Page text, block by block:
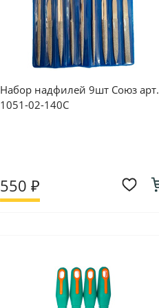
Набор надфилей 9шт Союз арт.
1051-02-140С
550 ₽